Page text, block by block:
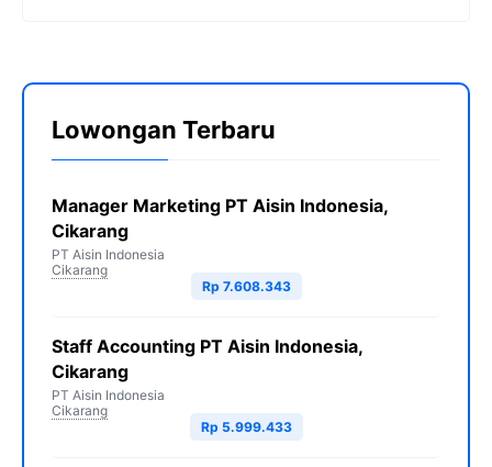
Lowongan Terbaru
Manager Marketing PT Aisin Indonesia,
Cikarang
PT Aisin Indonesia
Cikarang
Rp 7.608.343
Staff Accounting PT Aisin Indonesia,
Cikarang
PT Aisin Indonesia
Cikarang
Rp 5.999.433